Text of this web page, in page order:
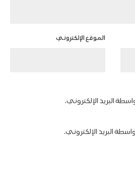
الموقع الإلكتروني
البريد الإلكتروني.
البريد الإلكتروني.